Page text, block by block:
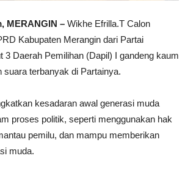
MERANGIN – Wikhe Efrilla.T Calon
Kabupaten Merangin dari Partai
3 Daerah Pemilihan (Dapil) I gandeng kaum
suara terbanyak di Partainya.
kesadaran awal generasi muda
proses politik, seperti menggunakan hak
pemilu, dan mampu memberikan
muda.